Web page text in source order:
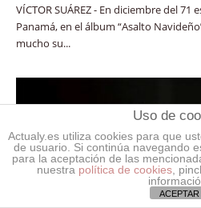
VÍCTOR SUÁREZ - En diciembre del
Panamá, en el álbum “Asalto
mucho su...
Uso de
Actualy.es utiliza cookies para que
de usuario. Si continúa navegando
para la aceptación de las
nuestra política de cookies,
ACEPTAR